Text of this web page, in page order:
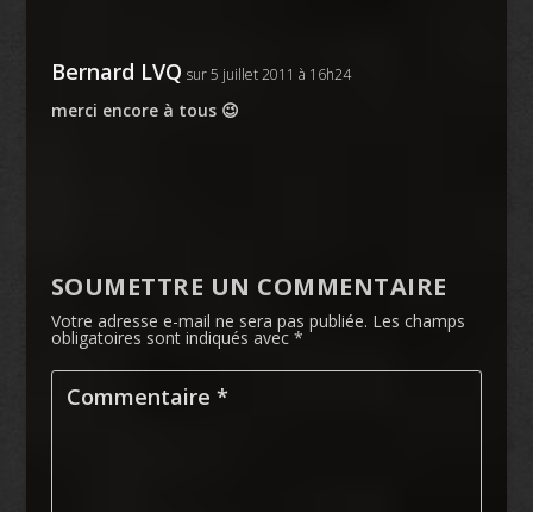
Bernard LVQ sur 5 juillet 2011 à 16h24
merci encore à tous 😉
SOUMETTRE UN COMMENTAIRE
Votre adresse e-mail ne sera pas publiée. Les champs
obligatoires sont indiqués avec *